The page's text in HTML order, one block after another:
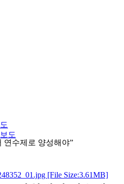
도
연수제로 양성해야”
[File Size:3.61MB]